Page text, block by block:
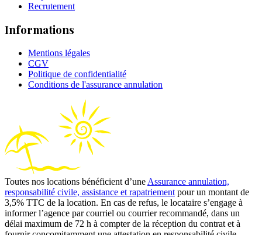
Recrutement
Informations
Mentions légales
CGV
Politique de confidentialité
Conditions de l'assurance annulation
Toutes nos locations bénéficient d’une Assurance annulation,
responsabilité civile, assistance et rapatriement pour un montant de
3,5% TTC de la location. En cas de refus, le locataire s’engage à
informer l’agence par courriel ou courrier recommandé, dans un
délai maximum de 72 h à compter de la réception du contrat et à